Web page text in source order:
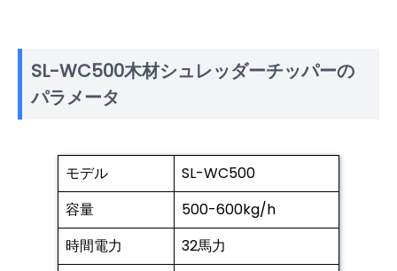
SL-WC500木材シュレッダーチッパーの
パラメータ
モデル
SL-WC500
容量
500-600kg/h
時間電力
32馬力